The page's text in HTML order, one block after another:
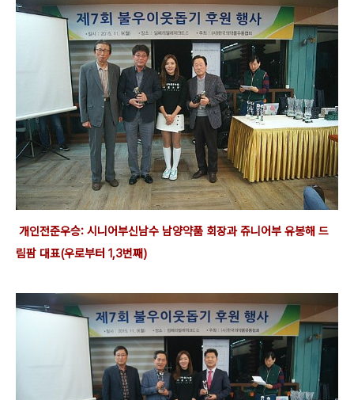
개인전준우승: 시니어부신남수 남양약품 회장과 쥬니어부 유봉해 드
림팜 대표(우로부터 1,3번째)